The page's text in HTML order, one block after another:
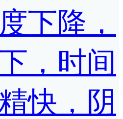
下降，
，时间
快，阴